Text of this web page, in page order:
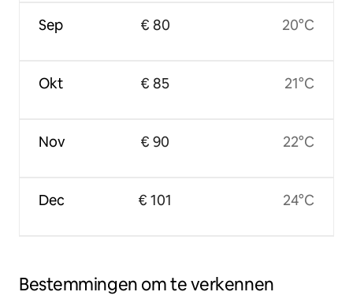
Sep
Okt
Nov
Dec
€ 80
€ 85
€ 90
€ 101
20°C
21°C
22°C
24°C
Bestemmingen om te verkennen